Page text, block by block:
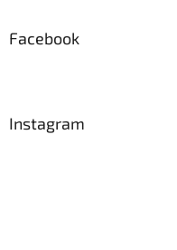
Facebook
Instagram